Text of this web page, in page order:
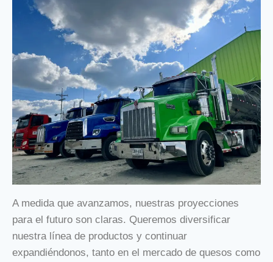
A medida que avanzamos, nuestras proyecciones
para el futuro son claras. Queremos diversificar
nuestra línea de productos y continuar
expandiéndonos, tanto en el mercado de quesos como